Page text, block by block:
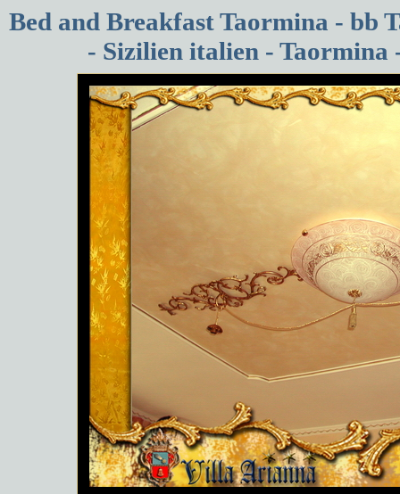
Bed and Breakfast Taormina - bb
- Sizilien italien -